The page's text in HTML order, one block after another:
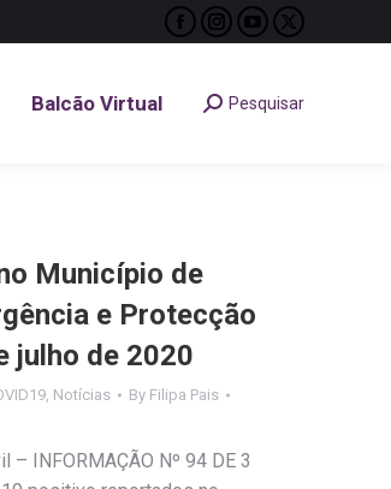
Facebook
opens
Instagram
opens
YouTube
opens
X
opens
Balcão Virtual Search:Pesquisar
Município de
e Protecção
julho de 2020
, Notícias By Filipa Pais
INFORMAÇÃO Nº 94 DE 3
Balcão Virtual Search:
Pesquisar